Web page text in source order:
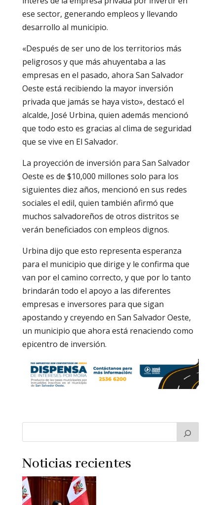
ese sector, generando empleos y llevando
desarrollo al municipio.
«Después de ser uno de los territorios más
peligrosos y que más ahuyentaba a las
empresas en el pasado, ahora San Salvador
Oeste está recibiendo la mayor inversión
privada que jamás se haya visto», destacó el
alcalde, José Urbina, quien además mencionó
que todo esto es gracias al clima de seguridad
que se vive en El Salvador.
La proyección de inversión para San Salvador
Oeste es de $10,000 millones solo para los
siguientes diez años, mencionó en sus redes
sociales el edil, quien también afirmó que
muchos salvadoreños de otros distritos se
verán beneficiados con empleos dignos.
Urbina dijo que esto representa esperanza
para el municipio que dirige y le confirma que
van por el camino correcto, y que por lo tanto
brindarán todo el apoyo a las diferentes
empresas e inversores para que sigan
apostando y creyendo en San Salvador Oeste,
un municipio que ahora está renaciendo como
epicentro de inversión.
Noticias recientes